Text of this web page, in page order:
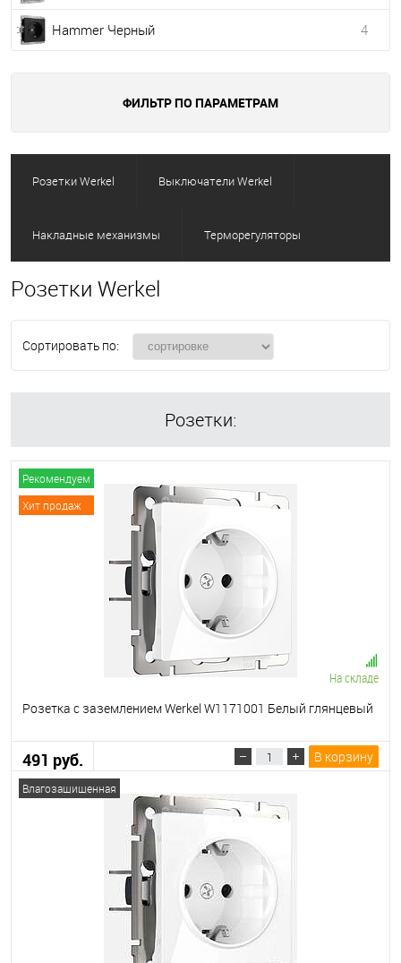
Hammer Черный 4
ФИЛЬТР ПО ПАРАМЕТРАМ
Розетки Werkel Выключатели Werkel
Накладные механизмы Терморегуляторы
Розетки Werkel
Сортировать по:
Розетки:
Рекомендуем
Хит продаж
На складе
Розетка с заземлением Werkel W1171001 Белый глянцевый
491 руб. В корзину
Влагозащищенная